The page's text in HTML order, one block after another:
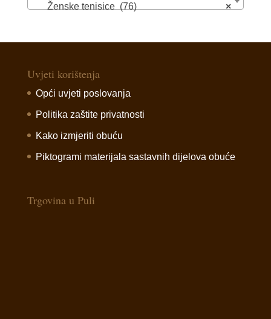
×
Ženske tenisice (76)
Uvjeti korištenja
Opći uvjeti poslovanja
Politika zaštite privatnosti
Kako izmjeriti obuću
Piktogrami materijala sastavnih dijelova obuće
Trgovina u Puli